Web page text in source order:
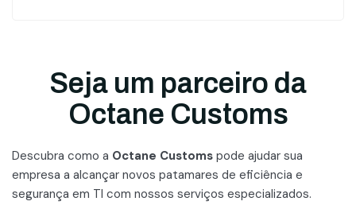
Seja um parceiro da
Octane Customs
Descubra como a Octane Customs pode ajudar sua
empresa a alcançar novos patamares de eficiência e
segurança em TI com nossos serviços especializados.